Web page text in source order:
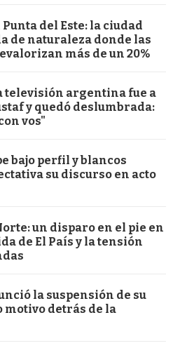
del Este: la ciudad
de naturaleza donde las
más de un 20%
televisión argentina fue a
y quedó deslumbrada:
vos"
bajo perfil y blancos
su discurso en acto
un disparo en el pie en
de El País y la tensión
la suspensión de su
motivo detrás de la